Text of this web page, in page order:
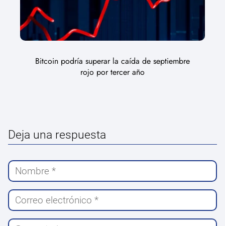
Bitcoin podría superar la caída de septiembre
rojo por tercer año
Deja una respuesta